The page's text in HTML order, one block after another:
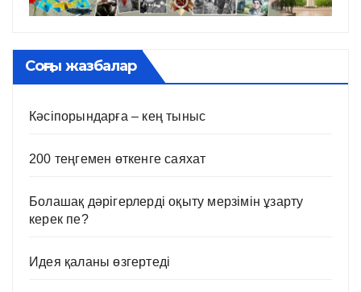
Соңғы жазбалар
Кәсіпорындарға – кең тыныс
200 теңгемен өткенге саяхат
Болашақ дәрігерлерді оқыту мерзімін ұзарту
керек пе?
Идея қаланы өзгертеді